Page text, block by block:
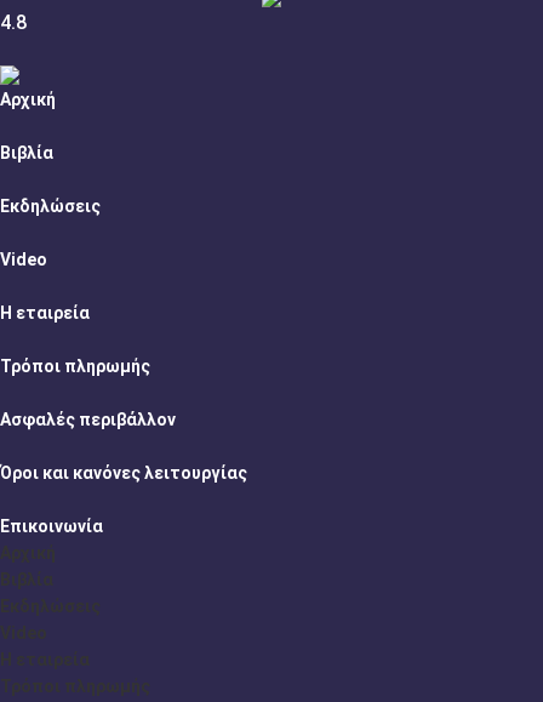
4.8
Αρχική
Βιβλία
Εκδηλώσεις
Video
Η εταιρεία
Τρόποι πληρωμής
Ασφαλές περιβάλλον
Όροι και κανόνες λειτουργίας
Επικοινωνία
Αρχική
Βιβλία
Εκδηλώσεις
Video
Η εταιρεία
Τρόποι πληρωμής